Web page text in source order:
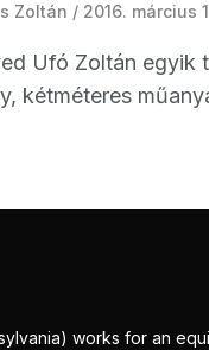
Zoltán 2016. március
Ufó Zoltán egyik
kétméteres
works for an